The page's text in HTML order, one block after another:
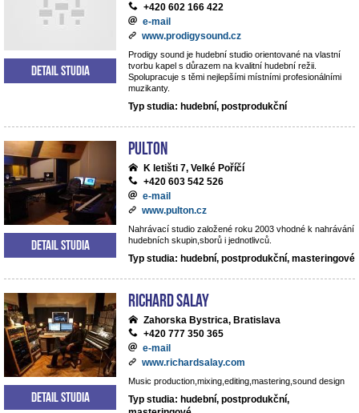
+420 602 166 422
e-mail
www.prodigysound.cz
Prodigy sound je hudební studio orientované na vlastní
tvorbu kapel s důrazem na kvalitní hudební režii.
Spolupracuje s těmi nejlepšími místními profesionálními
muzikanty.
Typ studia: hudební, postprodukční
Detail studia
Pulton
K letišti 7, Velké Poříčí
+420 603 542 526
e-mail
www.pulton.cz
Nahrávací studio založené roku 2003 vhodné k nahrávání
hudebních skupin,sborů i jednotlivců.
Typ studia: hudební, postprodukční, masteringové
Detail studia
RICHARD SALAY
Zahorska Bystrica, Bratislava
+420 777 350 365
e-mail
www.richardsalay.com
Music production,mixing,editing,mastering,sound design
Typ studia: hudební, postprodukční,
Detail studia